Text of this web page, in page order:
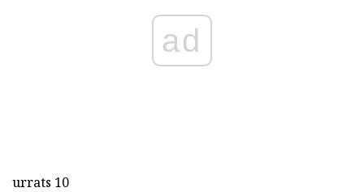
ad
urrats 10